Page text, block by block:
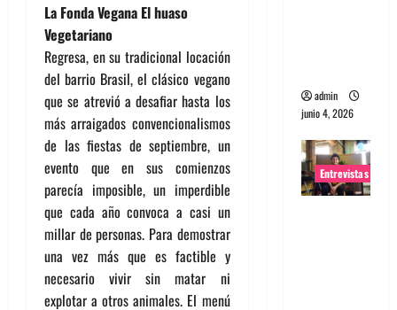
La Fonda Vegana El huaso
Vegetariano
Regresa, en su tradicional locación
del barrio Brasil, el clásico vegano
que se atrevió a desafiar hasta los
más arraigados convencionalismos
de las fiestas de septiembre, un
evento que en sus comienzos
parecía imposible, un imperdible
que cada año convoca a casi un
millar de personas. Para demostrar
una vez más que es factible y
necesario vivir sin matar ni
explotar a otros animales. El menú
admin
junio 4, 2026
Entrevistas